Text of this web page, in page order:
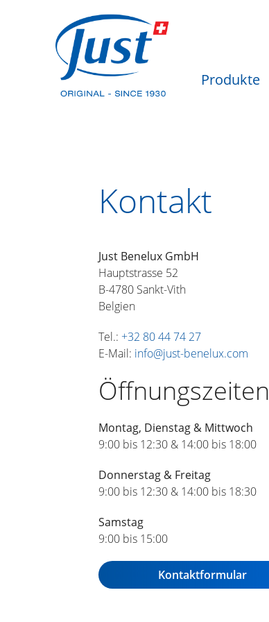
Produkte
Kontakt
Just Benelux GmbH
Hauptstrasse 52
B-4780 Sankt-Vith
Belgien
Tel.: +32 80 44 74 27
E-Mail: info@just-benelux.com
Öffnungszeiten
Montag, Dienstag & Mittwoch
9:00 bis 12:30 & 14:00 bis 18:00
Donnerstag & Freitag
9:00 bis 12:30 & 14:00 bis 18:30
Samstag
9:00 bis 15:00
Kontaktformular